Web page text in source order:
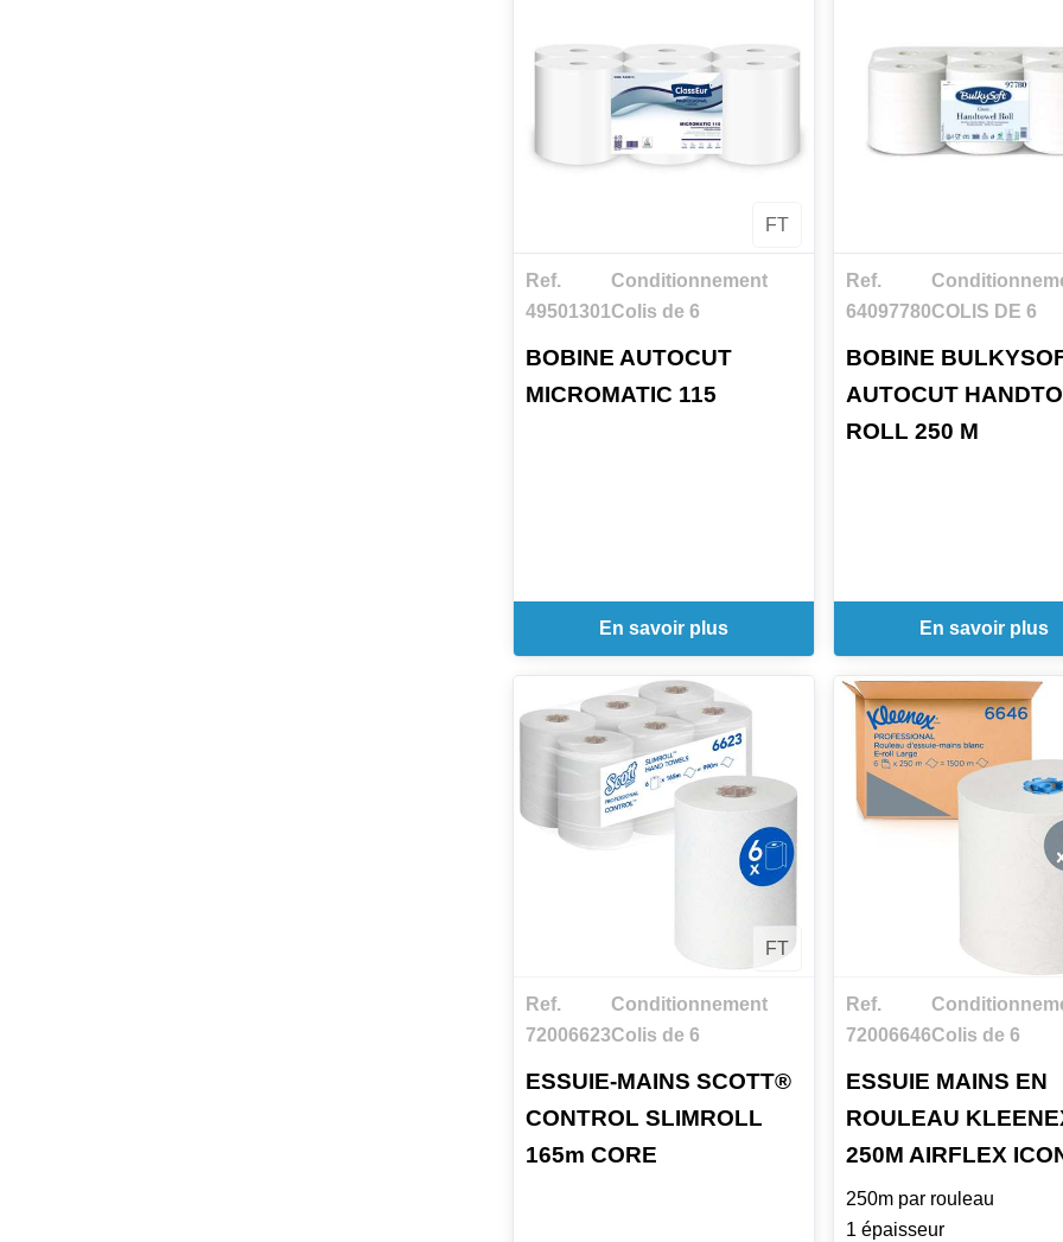
FT
Ref.
49501301
Conditionnement
Colis de 6
BOBINE AUTOCUT
MICROMATIC 115
En savoir plus
Ref.
64097780COLIS DE 6
BOBINE
AUTOCUT
ROLL 250 M
En savoir plus
FT
Ref.
72006623
Conditionnement
Colis de 6
ESSUIE-MAINS SCOTT®
CONTROL SLIMROLL
165m CORE
Ref.
72006646Colis de 6
ESSUIE MAINS EN
ROULEAU
250M AIRFLEX
250m par rouleau
1 épaisseur